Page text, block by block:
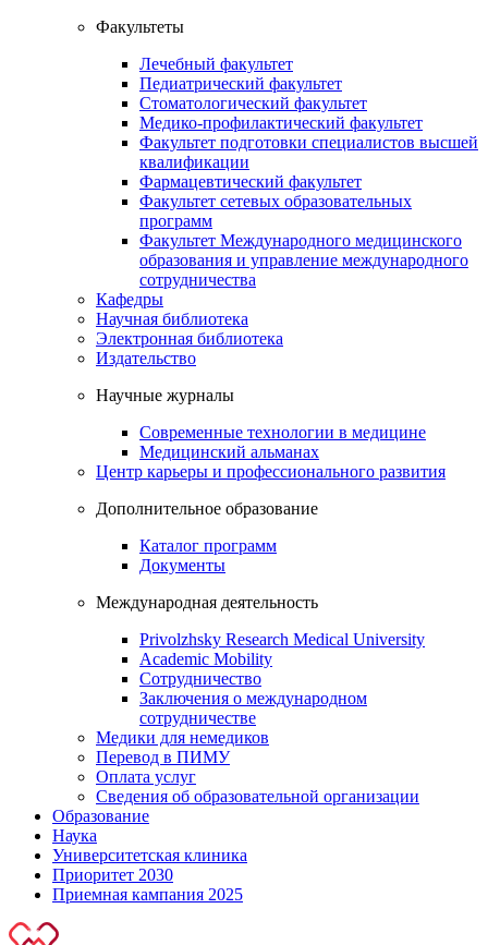
Факультеты
Лечебный факультет
Педиатрический факультет
Стоматологический факультет
Медико-профилактический факультет
Факультет подготовки специалистов высшей
квалификации
Фармацевтический факультет
Факультет сетевых образовательных
программ
Факультет Международного медицинского
образования и управление международного
сотрудничества
Кафедры
Научная библиотека
Электронная библиотека
Издательство
Научные журналы
Современные технологии в медицине
Медицинский альманах
Центр карьеры и профессионального развития
Дополнительное образование
Каталог программ
Документы
Международная деятельность
Privolzhsky Research Medical University
Academic Mobility
Сотрудничество
Заключения о международном
сотрудничестве
Медики для немедиков
Перевод в ПИМУ
Оплата услуг
Сведения об образовательной организации
Образование
Наука
Университетская клиника
Приоритет 2030
Приемная кампания 2025